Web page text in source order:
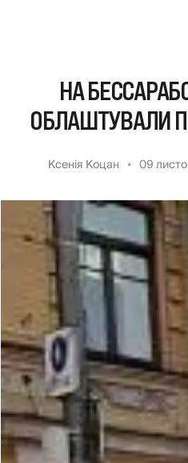
НА
ОБЛАШТУВАЛИ
Ксенія Коцан 09